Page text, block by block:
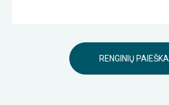
RENGINIŲ PAIEŠKA